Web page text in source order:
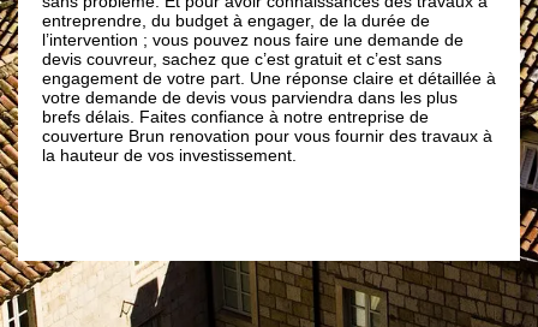
du budget à engager, de la durée de
; vous pouvez nous faire une demande de
sachez que c’est gratuit et c’est sans
de votre part. Une réponse claire et détaillée à
de devis vous parviendra dans les plus
Faites confiance à notre entreprise de
Brun renovation pour vous fournir des travaux à
vos investissement.
mesure mais à prix
concurrences. Que
rénovation ou un
que notre
des travaux
Ainsi, pour pouvoir
prix ; n’hésitez pas
couverture Brun
couvreurs pour